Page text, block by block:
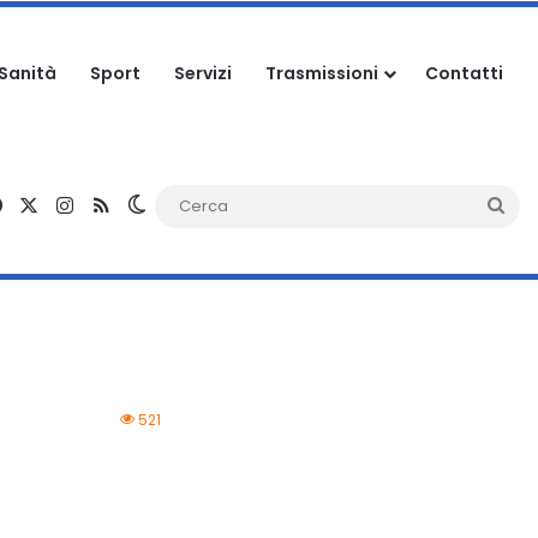
Sport Servizi Trasmissioni Contatti
FacebookInstagram
RSS Cambia aspetto
521